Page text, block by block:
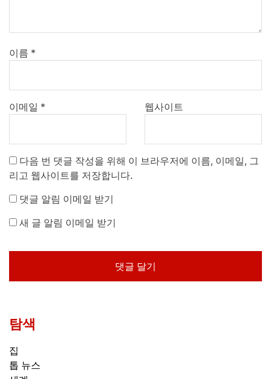
이름 *
이메일 * 웹사이트
다음 번 댓글 작성을 위해 이 브라우저에 이름, 이메일, 그
리고 웹사이트를 저장합니다.
댓글 알림 이메일 받기
새 글 알림 이메일 받기
탐색
집
톱 뉴스